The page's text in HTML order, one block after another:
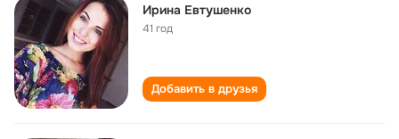
Ирина Евтушенко
41 год
Добавить в друзья